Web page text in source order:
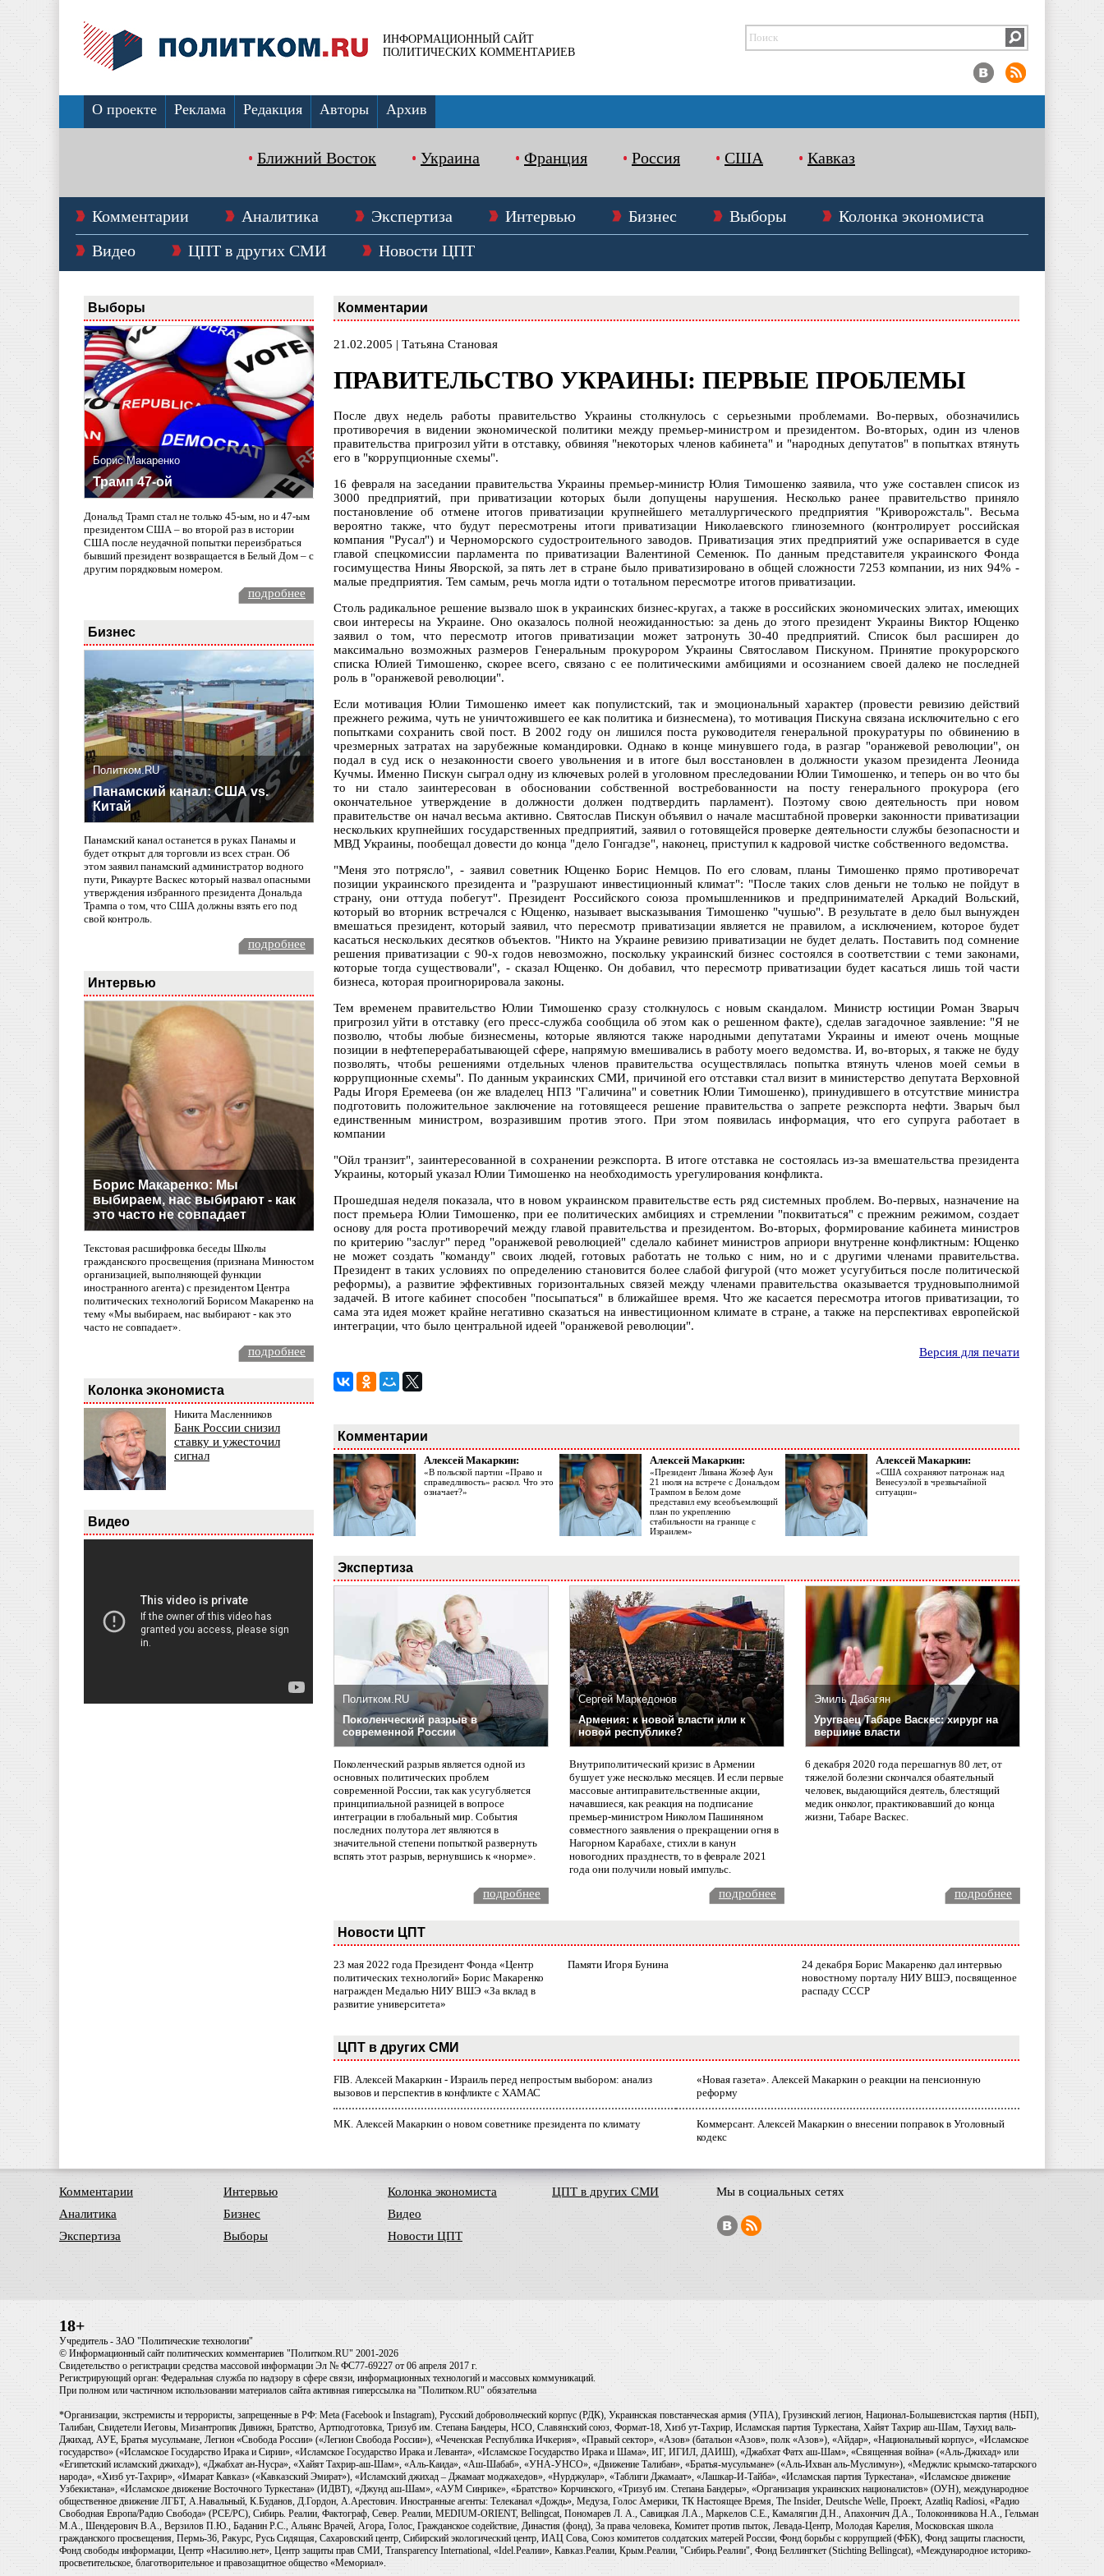
ИНФОРМАЦИОННЫЙ САЙТ
ПОЛИТИЧЕСКИХ КОММЕНТАРИЕВ
О проекте Реклама Редакция Авторы Архив
Ближний Восток Украина Франция Россия США Кавказ
Комментарии Аналитика Экспертиза Интервью Бизнес Выборы
Колонка экономиста
Видео
ЦПТ в других СМИ Новости ЦПТ
Выборы
Борис Макаренко
Трамп 47-ой
Дональд Трамп стал не только 45-ым, но и 47-ым
президентом США – во второй раз в истории
США после неудачной попытки переизбраться
бывший президент возвращается в Белый Дом – с
другим порядковым номером.
подробнее
Бизнес
Политком.RU
Панамский канал: США vs.
Китай
Панамский канал останется в руках Панамы и
будет открыт для торговли из всех стран. Об
этом заявил панамский администратор водного
пути, Рикаурте Васкес который назвал опасными
утверждения избранного президента Дональда
Трампа о том, что США должны взять его под
свой контроль.
подробнее
Интервью
Борис Макаренко: Мы
выбираем, нас выбирают - как
это часто не совпадает
Текстовая расшифровка беседы Школы
гражданского просвещения (признана Минюстом
организацией, выполняющей функции
иностранного агента) с президентом Центра
политических технологий Борисом Макаренко на
тему «Мы выбираем, нас выбирают - как это
часто не совпадает».
подробнее
Колонка экономиста
Никита Масленников
Банк России снизил
ставку и ужесточил
сигнал
Видео
Комментарии
21.02.2005 | Татьяна Становая
ПРАВИТЕЛЬСТВО УКРАИНЫ: ПЕРВЫЕ ПРОБЛЕМЫ
После двух недель работы правительство Украины столкнулось с серьезными проблемами. Во-первых, обозначились
противоречия в видении экономической политики между премьер-министром и президентом. Во-вторых, один из членов
правительства пригрозил уйти в отставку, обвиняя "некоторых членов кабинета" и "народных депутатов" в попытках втянуть
его в "коррупционные схемы".
16 февраля на заседании правительства Украины премьер-министр Юлия Тимошенко заявила, что уже составлен список из
3000 предприятий, при приватизации которых были допущены нарушения. Несколько ранее правительство приняло
постановление об отмене итогов приватизации крупнейшего металлургического предприятия "Криворожсталь". Весьма
вероятно также, что будут пересмотрены итоги приватизации Николаевского глиноземного (контролирует российская
компания "Русал") и Черноморского судостроительного заводов. Приватизация этих предприятий уже оспаривается в суде
главой спецкомиссии парламента по приватизации Валентиной Семенюк. По данным представителя украинского Фонда
госимущества Нины Яворской, за пять лет в стране было приватизировано в общей сложности 7253 компании, из них 94% -
малые предприятия. Тем самым, речь могла идти о тотальном пересмотре итогов приватизации.
Столь радикальное решение вызвало шок в украинских бизнес-кругах, а также в российских экономических элитах, имеющих
свои интересы на Украине. Оно оказалось полной неожиданностью: за день до этого президент Украины Виктор Ющенко
заявил о том, что пересмотр итогов приватизации может затронуть 30-40 предприятий. Список был расширен до
максимально возможных размеров Генеральным прокурором Украины Святославом Пискуном. Принятие прокурорского
списка Юлией Тимошенко, скорее всего, связано с ее политическими амбициями и осознанием своей далеко не последней
роль в "оранжевой революции".
Если мотивация Юлии Тимошенко имеет как популистский, так и эмоциональный характер (провести ревизию действий
прежнего режима, чуть не уничтожившего ее как политика и бизнесмена), то мотивация Пискуна связана исключительно с его
попытками сохранить свой пост. В 2002 году он лишился поста руководителя генеральной прокуратуры по обвинению в
чрезмерных затратах на зарубежные командировки. Однако в конце минувшего года, в разгар "оранжевой революции", он
подал в суд иск о незаконности своего увольнения и в итоге был восстановлен в должности указом президента Леонида
Кучмы. Именно Пискун сыграл одну из ключевых ролей в уголовном преследовании Юлии Тимошенко, и теперь он во что бы
то ни стало заинтересован в обосновании собственной востребованности на посту генерального прокурора (его
окончательное утверждение в должности должен подтвердить парламент). Поэтому свою деятельность при новом
правительстве он начал весьма активно. Святослав Пискун объявил о начале масштабной проверки законности приватизации
нескольких крупнейших государственных предприятий, заявил о готовящейся проверке деятельности службы безопасности и
МВД Украины, пообещал довести до конца "дело Гонгадзе", наконец, приступил к кадровой чистке собственного ведомства.
"Меня это потрясло", - заявил советник Ющенко Борис Немцов. По его словам, планы Тимошенко прямо противоречат
позиции украинского президента и "разрушают инвестиционный климат": "После таких слов деньги не только не пойдут в
страну, они оттуда побегут". Президент Российского союза промышленников и предпринимателей Аркадий Вольский,
который во вторник встречался с Ющенко, называет высказывания Тимошенко "чушью". В результате в дело был вынужден
вмешаться президент, который заявил, что пересмотр приватизации является не правилом, а исключением, которое будет
касаться нескольких десятков объектов. "Никто на Украине ревизию приватизации не будет делать. Поставить под сомнение
решения приватизации с 90-х годов невозможно, поскольку украинский бизнес состоялся в соответствии с теми законами,
которые тогда существовали", - сказал Ющенко. Он добавил, что пересмотр приватизации будет касаться лишь той части
бизнеса, которая проигнорировала законы.
Тем временем правительство Юлии Тимошенко сразу столкнулось с новым скандалом. Министр юстиции Роман Зварыч
пригрозил уйти в отставку (его пресс-служба сообщила об этом как о решенном факте), сделав загадочное заявление: "Я не
позволю, чтобы любые бизнесмены, которые являются также народными депутатами Украины и имеют очень мощные
позиции в нефтеперерабатывающей сфере, напрямую вмешивались в работу моего ведомства. И, во-вторых, я также не буду
позволять, чтобы решениями отдельных членов правительства осуществлялась попытка втянуть членов моей семьи в
коррупционные схемы". По данным украинских СМИ, причиной его отставки стал визит в министерство депутата Верховной
Рады Игоря Еремеева (он же владелец НПЗ "Галичина" и советник Юлии Тимошенко), принудившего в отсутствие министра
подготовить положительное заключение на готовящееся решение правительства о запрете реэкспорта нефти. Зварыч был
единственным министром, возразившим против этого. При этом появилась информация, что его супруга работает в
компании
"Ойл транзит", заинтересованной в сохранении реэкспорта. В итоге отставка не состоялась из-за вмешательства президента
Украины, который указал Юлии Тимошенко на необходимость урегулирования конфликта.
Прошедшая неделя показала, что в новом украинском правительстве есть ряд системных проблем. Во-первых, назначение на
пост премьера Юлии Тимошенко, при ее политических амбициях и стремлении "поквитаться" с прежним режимом, создает
основу для роста противоречий между главой правительства и президентом. Во-вторых, формирование кабинета министров
по критерию "заслуг" перед "оранжевой революцией" сделало кабинет министров априори внутренне конфликтным: Ющенко
не может создать "команду" своих людей, готовых работать не только с ним, но и с другими членами правительства.
Президент в таких условиях по определению становится более слабой фигурой (что может усугубиться после политической
реформы), а развитие эффективных горизонтальных связей между членами правительства оказывается трудновыполнимой
задачей. В итоге кабинет способен "посыпаться" в ближайшее время. Что же касается пересмотра итогов приватизации, то
сама эта идея может крайне негативно сказаться на инвестиционном климате в стране, а также на перспективах европейской
интеграции, что было центральной идеей "оранжевой революции".
Версия для печати
Комментарии
Алексей Макаркин:
«В польской партии «Право и
справедливость» раскол. Что это
означает?»
Алексей Макаркин:
«Президент Ливана Жозеф Аун
21 июля на встрече с Дональдом
Трампом в Белом доме
представил ему всеобъемлющий
план по укреплению
стабильности на границе с
Израилем»
Алексей Макаркин:
«США сохраняют патронаж над
Венесуэлой в чрезвычайной
ситуации»
Экспертиза
Политком.RU
Поколенческий разрыв в
современной России
Поколенческий разрыв является одной из
основных политических проблем
современной России, так как усугубляется
принципиальной разницей в вопросе
интеграции в глобальный мир. События
последних полутора лет являются в
значительной степени попыткой развернуть
вспять этот разрыв, вернувшись к «норме».
Сергей Маркедонов
Армения: к новой власти или к
новой республике?
Внутриполитический кризис в Армении
бушует уже несколько месяцев. И если первые
массовые антиправительственные акции,
начавшиеся, как реакция на подписание
премьер-министром Николом Пашиняном
совместного заявления о прекращении огня в
Нагорном Карабахе, стихли в канун
новогодних празднеств, то в феврале 2021
года они получили новый импульс.
Эмиль Дабагян
Уругваец Табаре Васкес: хирург на
вершине власти
6 декабря 2020 года перешагнув 80 лет, от
тяжелой болезни скончался обаятельный
человек, выдающийся деятель, блестящий
медик онколог, практиковавший до конца
жизни, Табаре Васкес.
подробнее подробнее подробнее
Новости ЦПТ
23 мая 2022 года Президент Фонда «Центр
политических технологий» Борис Макаренко
награжден Медалью НИУ ВШЭ «За вклад в
развитие университета»
Памяти Игоря Бунина
24 декабря Борис Макаренко дал интервью
новостному порталу НИУ ВШЭ, посвященное
распаду СССР
ЦПТ в других СМИ
FIB. Алексей Макаркин - Израиль перед непростым выбором: анализ
вызовов и перспектив в конфликте с ХАМАС
«Новая газета». Алексей Макаркин о реакции на пенсионную
реформу
МК. Алексей Макаркин о новом советнике президента по климату
Коммерсант. Алексей Макаркин о внесении поправок в Уголовный
кодекс
Комментарии
Аналитика
Экспертиза
Интервью
Бизнес
Выборы
Колонка экономиста
Видео
Новости ЦПТ
ЦПТ в других СМИ Мы в социальных сетях
18+
Учредитель - ЗАО "Политические технологии"
© Информационный сайт политических комментариев "Политком.RU" 2001-2026
Свидетельство о регистрации средства массовой информации Эл № ФС77-69227 от 06 апреля 2017 г.
Регистрирующий орган: Федеральная служба по надзору в сфере связи, информационных технологий и массовых коммуникаций.
При полном или частичном использовании материалов сайта активная гиперссылка на "Политком.RU" обязательна
*Организации, экстремисты и террористы, запрещенные в РФ: Meta (Facebook и Instagram), Русский добровольческий корпус (РДК), Украинская повстанческая армия (УПА), Грузинский легион, Национал-Большевистская партия (НБП),
Талибан, Свидетели Иеговы, Мизантропик Дивижн, Братство, Артподготовка, Тризуб им. Степана Бандеры, НСО, Славянский союз, Формат-18, Хизб ут-Тахрир, Исламская партия Туркестана, Хайят Тахрир аш-Шам, Таухид валь-
Джихад, АУЕ, Братья мусульмане, Легион «Свобода России» («Легион Свобода России»), «Чеченская Республика Ичкерия», «Правый сектор», «Азов» (батальон «Азов», полк «Азов»), «Айдар», «Национальный корпус», «Исламское
государство» («Исламское Государство Ирака и Сирии», «Исламское Государство Ирака и Леванта», «Исламское Государство Ирака и Шама», ИГ, ИГИЛ, ДАИШ), «Джабхат Фатх аш-Шам», «Священная война» («Аль-Джихад» или
«Египетский исламский джихад»), «Джабхат ан-Нусра», «Хайят Тахрир-аш-Шам», «Аль-Каида», «Аш-Шабаб», «УНА-УНСО», «Движение Талибан», «Братья-мусульмане» («Аль-Ихван аль-Муслимун»), «Меджлис крымско-татарского
народа», «Хизб ут-Тахрир», «Имарат Кавказ» («Кавказский Эмират»), «Исламский джихад – Джамаат моджахедов», «Нурджулар», «Таблиги Джамаат», «Лашкар-И-Тайба», «Исламская партия Туркестана», «Исламское движение
Узбекистана», «Исламское движение Восточного Туркестана» (ИДВТ), «Джунд аш-Шам», «АУМ Синрике», «Братство» Корчинского, «Тризуб им. Степана Бандеры», «Организация украинских националистов» (ОУН), международное
общественное движение ЛГБТ, А.Навальный, К.Буданов, Д.Гордон, А.Арестович. Иностранные агенты: Телеканал «Дождь», Медуза, Голос Америки, ТК Настоящее Время, The Insider, Deutsche Welle, Проект, Azatliq Radiosi, «Радио
Свободная Европа/Радио Свобода» (PCE/PC), Сибирь. Реалии, Фактограф, Север. Реалии, MEDIUM-ORIENT, Bellingcat, Пономарев Л. А., Савицкая Л.А., Маркелов С.Е., Камалягин Д.Н., Апахончич Д.А., Толоконникова Н.А., Гельман
М.А., Шендерович В.А., Верзилов П.Ю., Баданин Р.С., Альянс Врачей, Агора, Голос, Гражданское содействие, Династия (фонд), За права человека, Комитет против пыток, Левада-Центр, Молодая Карелия, Московская школа
гражданского просвещения, Пермь-36, Ракурс, Русь Сидящая, Сахаровский центр, Сибирский экологический центр, ИАЦ Сова, Союз комитетов солдатских матерей России, Фонд борьбы с коррупцией (ФБК), Фонд защиты гласности,
Фонд свободы информации, Центр «Насилию.нет», Центр защиты прав СМИ, Transparency International, «Idel.Реалии», Кавказ.Реалии, Крым.Реалии, "Сибирь.Реалии", Фонд Беллингкет (Stichting Bellingcat), «Международное историко-
просветительское, благотворительное и правозащитное общество «Мемориал».